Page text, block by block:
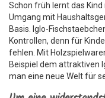
Schon früh lernt das
Umgang mit
Basis. Iglo-
Kontrollen, denn für
fehlen. Mit
Beispiel dem attraktiven
man eine neue Welt für